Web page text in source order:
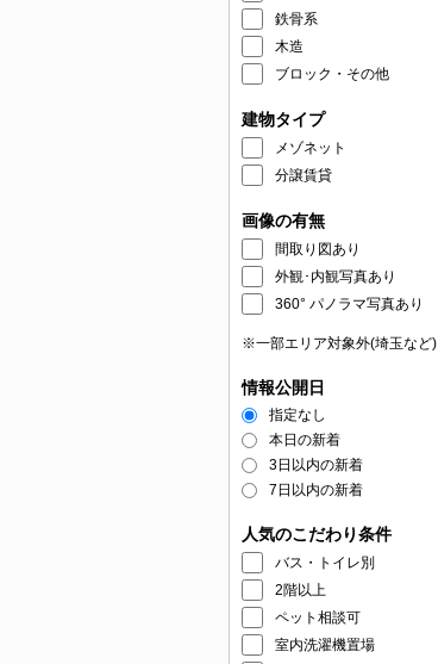
鉄骨系
木造
ブロック・その他
建物タイプ
メゾネット
分譲賃貸
画像の有無
間取り図あり
外観･内観写真あり
360° パノラマ写真あり
※一部エリア対象外(埼玉など)
情報公開日
指定なし
本日の新着
3日以内の新着
7日以内の新着
人気のこだわり条件
バス・トイレ別
2階以上
ペット相談可
室内洗濯機置場